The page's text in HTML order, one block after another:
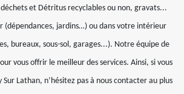
et Détritus recyclables ou non, gravats...
(dépendances, jardins…) ou dans votre intérieur
bureaux, sous-sol, garages...). Notre équipe de
vous offrir le meilleur des services. Ainsi, si vous
Sur Lathan, n’hésitez pas à nous contacter au plus